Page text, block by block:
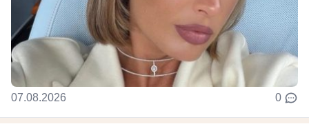
07.08.2026 0